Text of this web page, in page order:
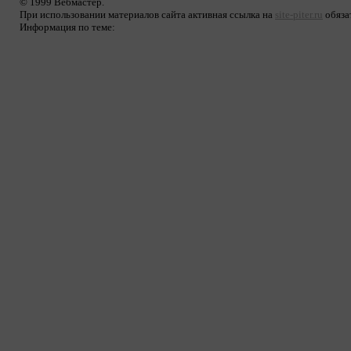
При использовании материалов сайта активная ссылка на site-piter.ru
Информация по теме: